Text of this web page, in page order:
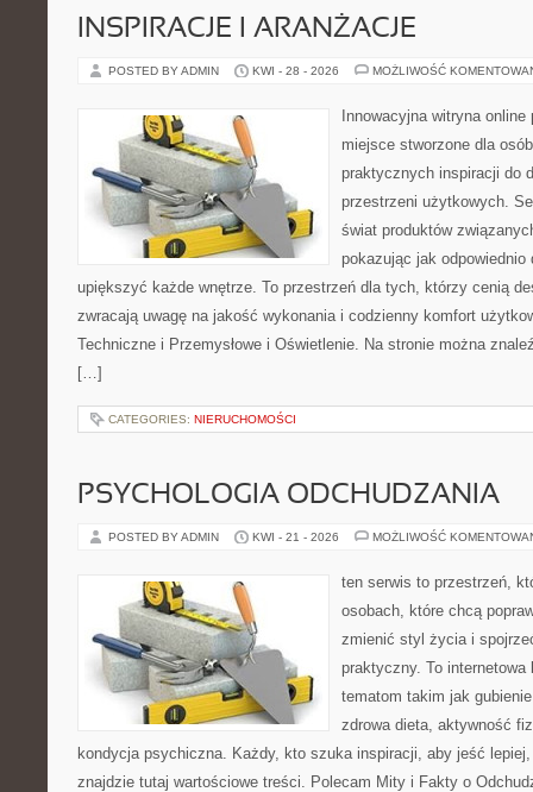
INSPIRACJE I ARANŻACJE
POSTED BY ADMIN KWI - 28 - 2026 MOŻLIWOŚĆ
Innowacyjna witryna
miejsce stworzone dla
praktycznych inspiracji do
przestrzeni użytkowych.
świat produktów
pokazując jak odpowiednio
upiększyć każde wnętrze. To przestrzeń dla tych, którzy cenią
zwracają uwagę na jakość wykonania i codzienny komfort
Techniczne i Przemysłowe i Oświetlenie. Na stronie można
[…]
CATEGORIES: NIERUCHOMOŚCI
PSYCHOLOGIA ODCHUDZANIA
POSTED BY ADMIN KWI - 21 - 2026 MOŻLIWOŚĆ
ten serwis to przestrzeń,
osobach, które chcą
zmienić styl życia i
praktyczny. To
tematom takim jak
zdrowa dieta, aktywność
kondycja psychiczna. Każdy, kto szuka inspiracji, aby jeść
znajdzie tutaj wartościowe treści. Polecam Mity i Fakty o